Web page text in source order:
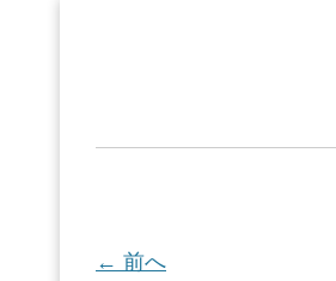
← 前へ